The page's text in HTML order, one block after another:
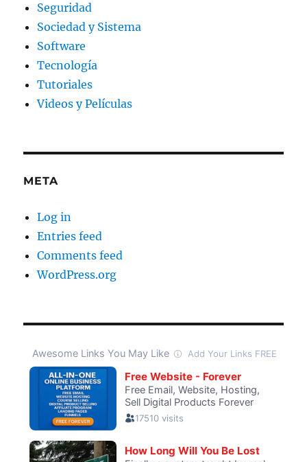
Seguridad
Sociedad y Sistema
Software
Tecnología
Tutoriales
Videos y Películas
META
Log in
Entries feed
Comments feed
WordPress.org